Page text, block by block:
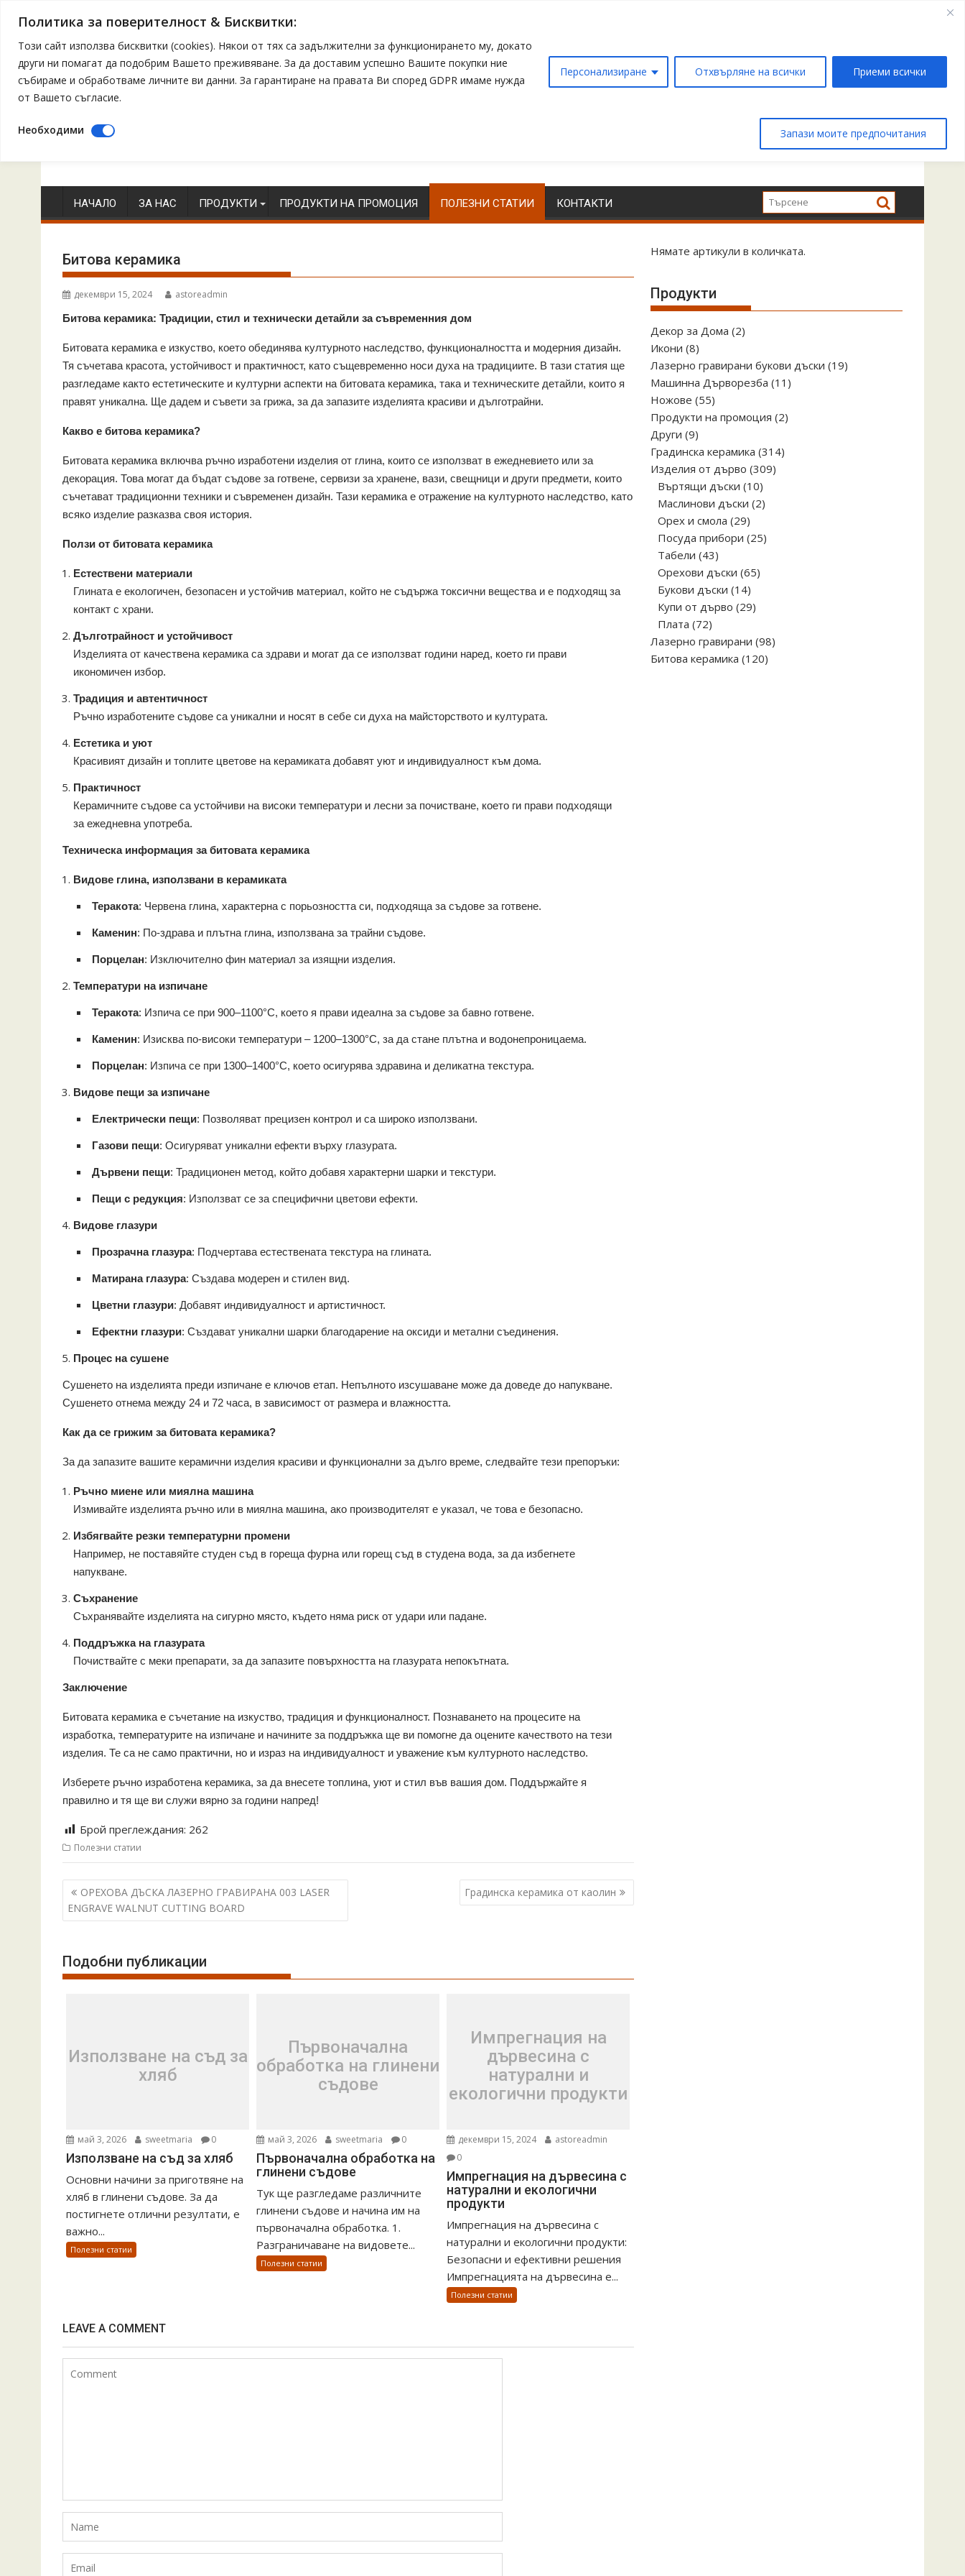
Политика за поверителност & Бисквитки:
Този сайт използва бисквитки (cookies). Някои от тях са задължителни за функционирането му, докато
други ни помагат да подобрим Вашето преживяване. За да доставим успешно Вашите покупки ние
събираме и обработваме личните ви данни. За гарантиране на правата Ви според GDPR имаме нужда
от Вашето съгласие.
Персонализиране Отхвърляне на всички Приеми всички
Необходими Запази моите предпочитания
to
contentНАЧАЛО ЗА НАС ПРОДУКТИ ПРОДУКТИ НА ПРОМОЦИЯ ПОЛЕЗНИ СТАТИИ КОНТАКТИ
Битова керамика
декември 15, 2024
astoreadmin
Битова керамика: Традиции, стил и технически детайли за съвременния дом
Битовата керамика е изкуство, което обединява културното наследство, функционалността и модерния дизайн.
Тя съчетава красота, устойчивост и практичност, като същевременно носи духа на традициите. В тази статия ще
разгледаме както естетическите и културни аспекти на битовата керамика, така и техническите детайли, които я
правят уникална. Ще дадем и съвети за грижа, за да запазите изделията красиви и дълготрайни.
Какво е битова керамика?
Битовата керамика включва ръчно изработени изделия от глина, които се използват в ежедневието или за
декорация. Това могат да бъдат съдове за готвене, сервизи за хранене, вази, свещници и други предмети, които
съчетават традиционни техники и съвременен дизайн. Тази керамика е отражение на културното наследство, като
всяко изделие разказва своя история.
Ползи от битовата керамика
Естествени материали
Глината е екологичен, безопасен и устойчив материал, който не съдържа токсични вещества и е подходящ за
контакт с храни.
Дълготрайност и устойчивост
Изделията от качествена керамика са здрави и могат да се използват години наред, което ги прави
икономичен избор.
Традиция и автентичност
Ръчно изработените съдове са уникални и носят в себе си духа на майсторството и културата.
Естетика и уют
Красивият дизайн и топлите цветове на керамиката добавят уют и индивидуалност към дома.
Практичност
Керамичните съдове са устойчиви на високи температури и лесни за почистване, което ги прави подходящи
за ежедневна употреба.
Техническа информация за битовата керамика
Видове глина, използвани в керамиката
Теракота: Червена глина, характерна с порьозността си, подходяща за съдове за готвене.
Каменин: По-здрава и плътна глина, използвана за трайни съдове.
Порцелан: Изключително фин материал за изящни изделия.
Температури на изпичане
Теракота: Изпича се при 900–1100°C, което я прави идеална за съдове за бавно готвене.
Каменин: Изисква по-високи температури – 1200–1300°C, за да стане плътна и водонепроницаема.
Порцелан: Изпича се при 1300–1400°C, което осигурява здравина и деликатна текстура.
Видове пещи за изпичане
Електрически пещи: Позволяват прецизен контрол и са широко използвани.
Газови пещи: Осигуряват уникални ефекти върху глазурата.
Дървени пещи: Традиционен метод, който добавя характерни шарки и текстури.
Пещи с редукция: Използват се за специфични цветови ефекти.
Видове глазури
Прозрачна глазура: Подчертава естествената текстура на глината.
Матирана глазура: Създава модерен и стилен вид.
Цветни глазури: Добавят индивидуалност и артистичност.
Ефектни глазури: Създават уникални шарки благодарение на оксиди и метални съединения.
Процес на сушене
Сушенето на изделията преди изпичане е ключов етап. Непълното изсушаване може да доведе до напукване.
Сушенето отнема между 24 и 72 часа, в зависимост от размера и влажността.
Как да се грижим за битовата керамика?
За да запазите вашите керамични изделия красиви и функционални за дълго време, следвайте тези препоръки:
Ръчно миене или миялна машина
Измивайте изделията ръчно или в миялна машина, ако производителят е указал, че това е безопасно.
Избягвайте резки температурни промени
Например, не поставяйте студен съд в гореща фурна или горещ съд в студена вода, за да избегнете
напукване.
Съхранение
Съхранявайте изделията на сигурно място, където няма риск от удари или падане.
Поддръжка на глазурата
Почиствайте с меки препарати, за да запазите повърхността на глазурата непокътната.
Заключение
Битовата керамика е съчетание на изкуство, традиция и функционалност. Познаването на процесите на
изработка, температурите на изпичане и начините за поддръжка ще ви помогне да оцените качеството на тези
изделия. Те са не само практични, но и израз на индивидуалност и уважение към културното наследство.
Изберете ръчно изработена керамика, за да внесете топлина, уют и стил във вашия дом. Поддържайте я
правилно и тя ще ви служи вярно за години напред!
Брой преглеждания: 262
Полезни статии
Навигация
ОРЕХОВА ДЪСКА ЛАЗЕРНО ГРАВИРАНА 003 LASER
ENGRAVE WALNUT CUTTING BOARD
Градинска керамика от каолин
Подобни публикации
Използване на съд за
хляб
май 3, 2026 sweetmaria 0
Използване на съд за хляб
Основни начини за приготвяне на
хляб в глинени съдове. За да
постигнете отлични резултати, е
важно...
Полезни статии
Първоначална
обработка на глинени
съдове
май 3, 2026 sweetmaria 0
Първоначална обработка на
глинени съдове
Тук ще разгледаме различните
глинени съдове и начина им на
първоначална обработка. ​1.
Разграничаване на видовете...
Полезни статии
Импрегнация на
дървесина с
натурални и
екологични продукти
декември 15, 2024
astoreadmin
0
Импрегнация на дървесина с
натурални и екологични
продукти
Импрегнация на дървесина с
натурални и екологични продукти:
Безопасни и ефективни решения
Импрегнацията на дървесина е...
Полезни статии
LEAVE A COMMENT
Нямате артикули в количката.
Продукти
Декор за Дома 22
Икони 88
продукта
Лазерно гравирани букови дъски 1919
Машинна Дърворезба 11 11
Ножове 5555
продукта
Продукти на промоция 22
Други 99
продукта
Градинска керамика 314314
Изделия от дърво 309309
Въртящи дъски 1010
продукта
Маслинови дъски 22
Орех и смола 2929
продукта
Посуда прибори 2525
Табели 4343
продукта
Орехови дъски 6565
Букови дъски 1414
продукта
Купи от дърво 2929
Плата 7272
продукта
Лазерно гравирани 9898
Битова керамика 120120